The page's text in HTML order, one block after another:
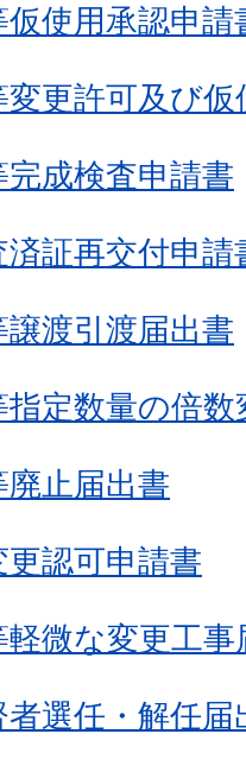
使用承認申請
更許可及び
成検査申請書
証再交付申請
渡引渡届出書
定数量の倍数
止届出書
認可申請書
微な変更工事
選任・解任届